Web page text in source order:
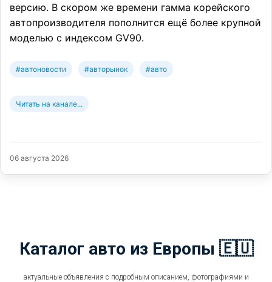
версию. В скором же времени гамма корейского
автопроизводителя пополнится ещё более крупной
моделью с индексом GV90.
#автоновости #авторынок #авто
Читать на канале...
06 августа 2026
Каталог авто из Европы 🇪🇺
актуальные объявления с подробным описанием, фотографиями и